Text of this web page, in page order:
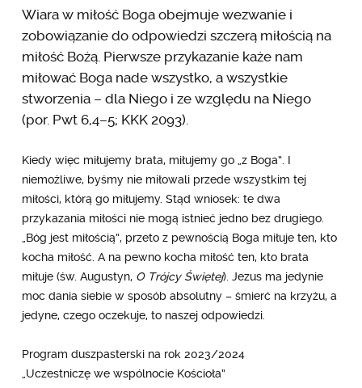
Wiara w miłość Boga obejmuje wezwanie i
zobowiązanie do odpowiedzi szczerą miłością na
miłość Bożą. Pierwsze przykazanie każe nam
miłować Boga nade wszystko, a wszystkie
stworzenia – dla Niego i ze względu na Niego
(por. Pwt 6,4–5; KKK 2093).
Kiedy więc miłujemy brata, miłujemy go „z Boga”. I
niemożliwe, byśmy nie miłowali przede wszystkim tej
miłości, którą go miłujemy. Stąd wniosek: te dwa
przykazania miłości nie mogą istnieć jedno bez drugiego.
„Bóg jest miłością”, przeto z pewnością Boga miłuje ten, kto
kocha miłość. A na pewno kocha miłość ten, kto brata
miłuje (św. Augustyn, O Trójcy Świętej). Jezus ma jedynie
moc dania siebie w sposób absolutny – śmierć na krzyżu, a
jedyne, czego oczekuje, to naszej odpowiedzi.
Program duszpasterski na rok 2023/2024
„Uczestniczę we wspólnocie Kościoła”